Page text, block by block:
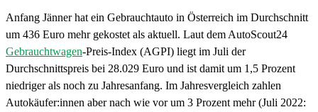
Anfang Jänner hat ein Gebrauchtauto in Österreich im Durchschnitt
um 436 Euro mehr gekostet als aktuell. Laut dem AutoScout24
Gebrauchtwagen-Preis-Index (AGPI) liegt im Juli der
Durchschnittspreis bei 28.029 Euro und ist damit um 1,5 Prozent
niedriger als noch zu Jahresanfang. Im Jahresvergleich zahlen
Autokäufer:innen aber nach wie vor um 3 Prozent mehr (Juli 2022: